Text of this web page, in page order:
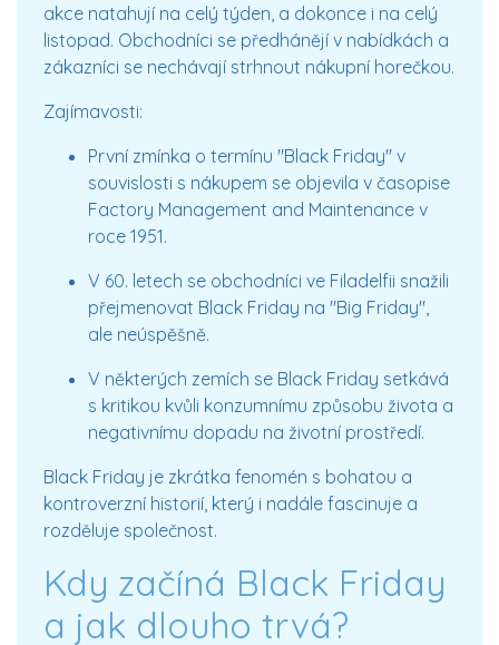
akce natahují na celý týden, a dokonce i na celý
listopad. Obchodníci se předhánějí v nabídkách a
zákazníci se nechávají strhnout nákupní horečkou.
Zajímavosti:
První zmínka o termínu "Black Friday" v
souvislosti s nákupem se objevila v časopise
Factory Management and Maintenance v
roce 1951.
V 60. letech se obchodníci ve Filadelfii snažili
přejmenovat Black Friday na "Big Friday",
ale neúspěšně.
V některých zemích se Black Friday setkává
s kritikou kvůli konzumnímu způsobu života a
negativnímu dopadu na životní prostředí.
Black Friday je zkrátka fenomén s bohatou a
kontroverzní historií, který i nadále fascinuje a
rozděluje společnost.
Kdy začíná Black Friday
a jak dlouho trvá?